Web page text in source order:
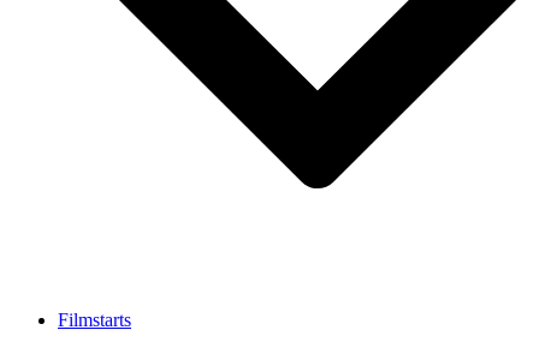
Filmstarts